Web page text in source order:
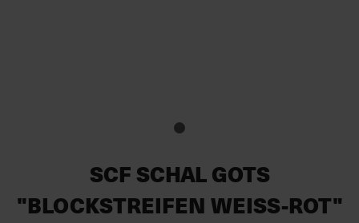
SCF SCHAL GOTS
"BLOCKSTREIFEN WEISS-ROT"